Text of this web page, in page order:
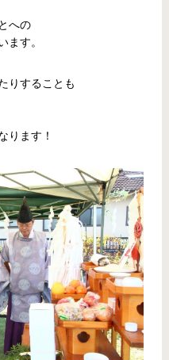
への
ます。
りすることも
ります！